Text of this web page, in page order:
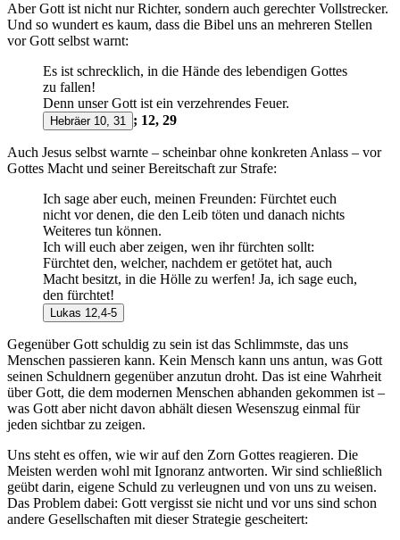
Aber Gott ist nicht nur Richter, sondern auch gerechter Vollstrecker.
Und so wundert es kaum, dass die Bibel uns an mehreren Stellen
vor Gott selbst warnt:
Es ist schrecklich, in die Hände des lebendigen Gottes
zu fallen!
Denn unser Gott ist ein verzehrendes Feuer.
Hebräer 10, 31 ; 12, 29
Auch Jesus selbst warnte – scheinbar ohne konkreten Anlass – vor
Gottes Macht und seiner Bereitschaft zur Strafe:
Ich sage aber euch, meinen Freunden: Fürchtet euch
nicht vor denen, die den Leib töten und danach nichts
Weiteres tun können.
Ich will euch aber zeigen, wen ihr fürchten sollt:
Fürchtet den, welcher, nachdem er getötet hat, auch
Macht besitzt, in die Hölle zu werfen! Ja, ich sage euch,
den fürchtet!
Lukas 12,4-5
Gegenüber Gott schuldig zu sein ist das Schlimmste, das uns
Menschen passieren kann. Kein Mensch kann uns antun, was Gott
seinen Schuldnern gegenüber anzutun droht. Das ist eine Wahrheit
über Gott, die dem modernen Menschen abhanden gekommen ist –
was Gott aber nicht davon abhält diesen Wesenszug einmal für
jeden sichtbar zu zeigen.
Uns steht es offen, wie wir auf den Zorn Gottes reagieren. Die
Meisten werden wohl mit Ignoranz antworten. Wir sind schließlich
geübt darin, eigene Schuld zu verleugnen und von uns zu weisen.
Das Problem dabei: Gott vergisst sie nicht und vor uns sind schon
andere Gesellschaften mit dieser Strategie gescheitert: